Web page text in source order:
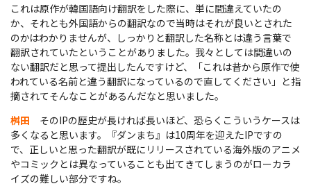
これは原作が韓国語向け翻訳をした際に、単に間違えていたの
か、それとも外国語からの翻訳なので当時はそれが良いとされた
のかはわかりませんが、しっかりと翻訳した名称とは違う言葉で
翻訳されていたということがありました。我々としては間違いの
ない翻訳だと思って提出したんですけど、「これは昔から原作で使
われている名前と違う翻訳になっているので直してください」と指
摘されてそんなことがあるんだなと思いました。
桝田 そのIPの歴史が長ければ長いほど、恐らくこういうケースは
多くなると思います。『ダンまち』は10周年を迎えたIPですの
で、正しいと思った翻訳が既にリリースされている海外版のアニメ
やコミックとは異なっていることも出てきてしまうのがローカラ
イズの難しい部分ですね。